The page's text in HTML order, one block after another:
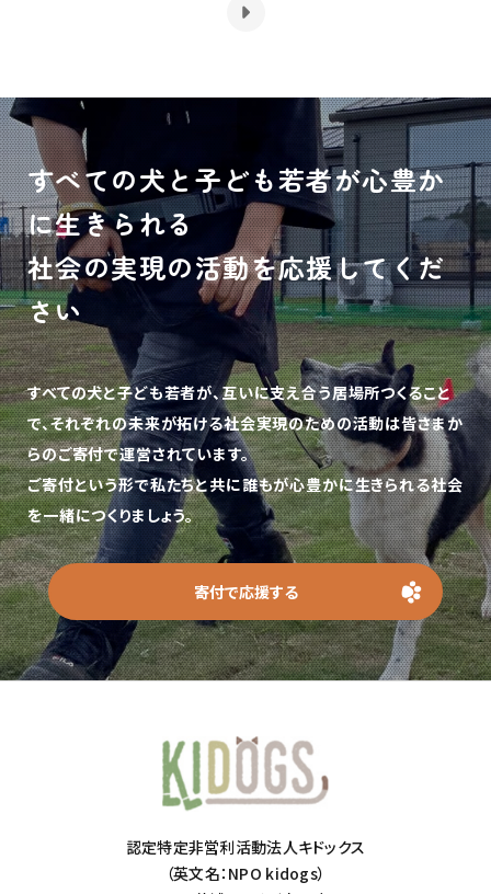
すべての犬と子ども若者が心豊か
に生きられる
社会の実現の活動を応援してくだ
さい
すべての犬と子ども若者が、互いに支え合う居場所つくること
で、それぞれの未来が拓ける社会実現のための活動は皆さまか
らのご寄付で運営されています。
ご寄付という形で私たちと共に誰もが心豊かに生きられる社会
を一緒につくりましょう。
寄付で応援する
認定特定非営利活動法人キドックス
（英文名：NPO kidogs）